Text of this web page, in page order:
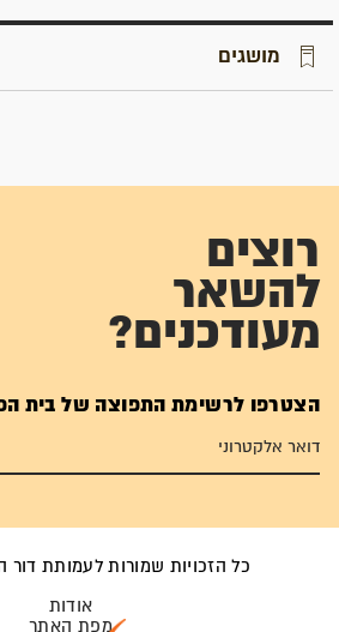
מושגים
רוצים
להשאר
מעודכנים?
הצטרפו לרשימת התפוצה של בית
כל הזכויות שמורות לעמותת דור
אודות
מפת האתר